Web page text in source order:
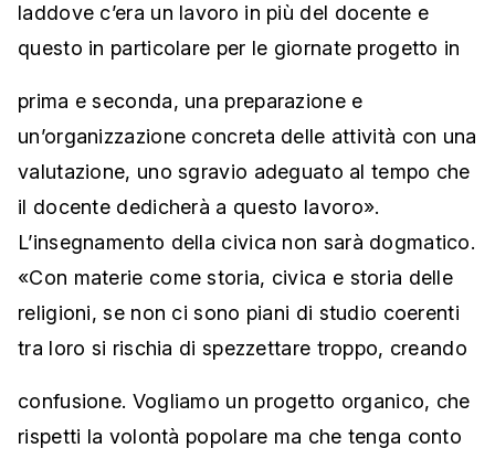
laddove c’era un lavoro in più del docente e
questo in particolare per le giornate progetto in
prima e seconda, una preparazione e
un’organizzazione concreta delle attività con una
valutazione, uno sgravio adeguato al tempo che
il docente dedicherà a questo lavoro».
L’insegnamento della civica non sarà dogmatico.
«Con materie come storia, civica e storia delle
religioni, se non ci sono piani di studio coerenti
tra loro si rischia di spezzettare troppo, creando
confusione. Vogliamo un progetto organico, che
rispetti la volontà popolare ma che tenga conto